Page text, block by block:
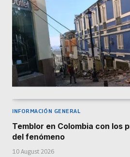
INFORMACIÓN GENERAL
Temblor en Colombia con los
del fenómeno
10 August 2026